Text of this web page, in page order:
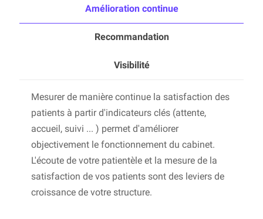
Amélioration continue
Recommandation
Visibilité
Mesurer de manière continue la satisfaction des
patients à partir d'indicateurs clés (attente,
accueil, suivi ... ) permet d'améliorer
objectivement le fonctionnement du cabinet.
L'écoute de votre patientèle et la mesure de la
satisfaction de vos patients sont des leviers de
croissance de votre structure.